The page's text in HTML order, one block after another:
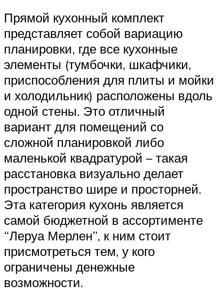
Прямой кухонный комплект
представляет собой вариацию
планировки, где все кухонные
элементы (тумбочки, шкафчики,
приспособления для плиты и мойки
и холодильник) расположены вдоль
одной стены. Это отличный
вариант для помещений со
сложной планировкой либо
маленькой квадратурой – такая
расстановка визуально делает
пространство шире и просторней.
Эта категория кухонь является
самой бюджетной в ассортименте
“Леруа Мерлен”, к ним стоит
присмотреться тем, у кого
ограничены денежные
возможности.